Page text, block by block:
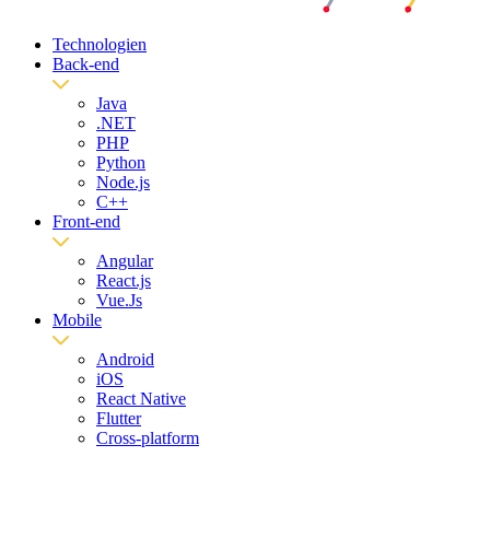
Technologien
Back-end
Java
.NET
PHP
Python
Node.js
C++
Front-end
Angular
React.js
Vue.Js
Mobile
Android
iOS
React Native
Flutter
Cross-platform